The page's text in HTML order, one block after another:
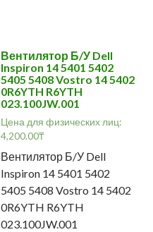
Вентилятор Б/У Dell
Inspiron 14 5401 5402
5405 5408 Vostro 14 5402
0R6YTH R6YTH
023.100JW.001
Цена для физических лиц:
4,200.00₸
Вентилятор Б/У Dell
Inspiron 14 5401 5402
5405 5408 Vostro 14 5402
0R6YTH R6YTH
023.100JW.001